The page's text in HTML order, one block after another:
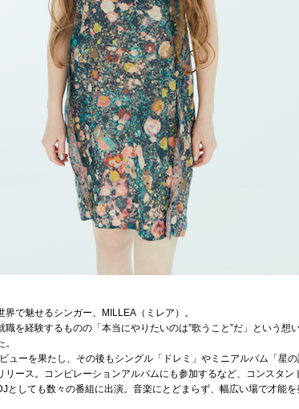
で魅せるシンガー、MILLEA（ミレア）。
を経験するものの「本当にやりたいのは”歌うこと”だ」という想
ューを果たし、その後もシングル「ドレミ」やミニアルバム「星
ース。コンピレーションアルバムにも参加するなど、コンスタン
しても数々の番組に出演。音楽にとどまらず、幅広い場で才能を